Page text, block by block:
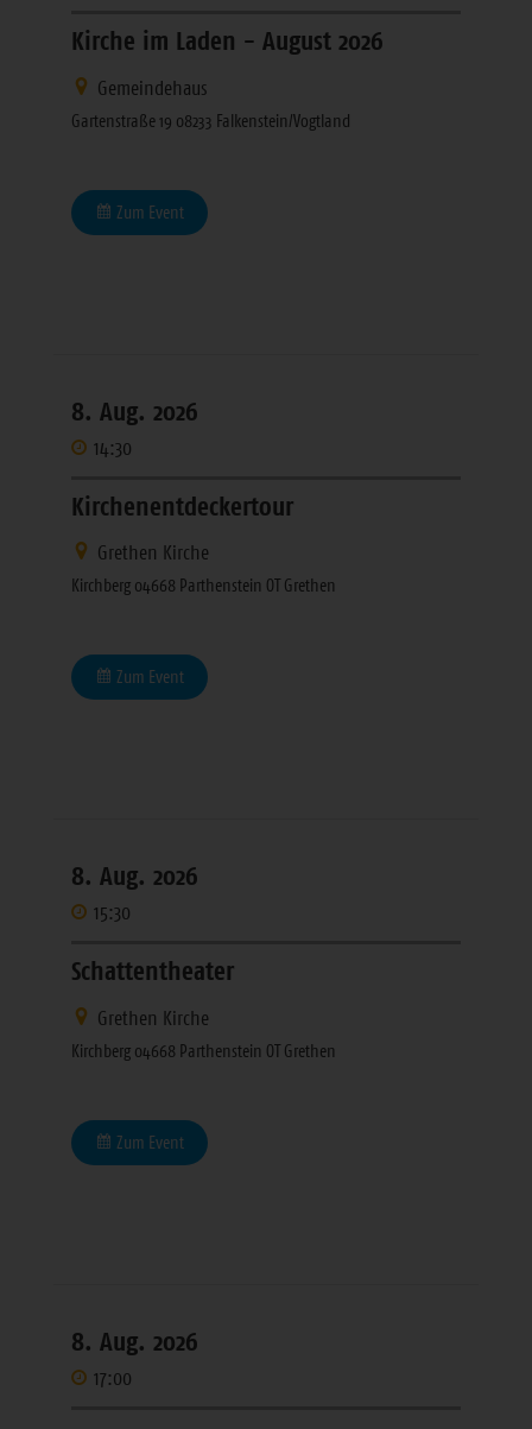
Kirche im Laden - August 2026
Gemeindehaus
Gartenstraße 19 08233 Falkenstein/Vogtland
Zum Event
8. Aug. 2026
14:30
Kirchenentdeckertour
Grethen Kirche
Kirchberg 04668 Parthenstein OT Grethen
Zum Event
8. Aug. 2026
15:30
Schattentheater
Grethen Kirche
Kirchberg 04668 Parthenstein OT Grethen
Zum Event
8. Aug. 2026
17:00